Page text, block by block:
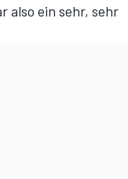
also ein sehr, sehr